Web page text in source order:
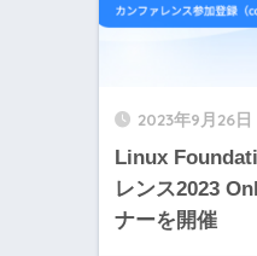
2023年9月26日
Linux
レンス2023
ナーを開催